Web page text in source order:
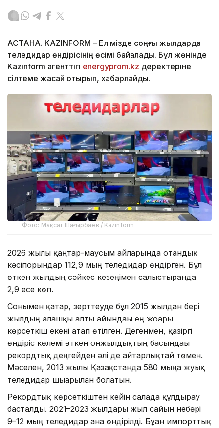
АСТАНА. KAZINFORM – Елімізде соңғы жылдарда
теледидар өндірісінің өсімі байқалады. Бұл жөнінде
Kazinform агенттігі energyprom.kz деректеріне
сілтеме жасай отырып, хабарлайды.
Фото: Мақсат Шағырбаев / Kazinform
2026 жылы қаңтар-маусым айларында отандық
кәсіпорындар 112,9 мың теледидар өндірген. Бұл
өткен жылдың сәйкес кезеңімен салыстырғанда,
2,9 есе көп.
Сонымен қатар, зерттеуде бұл 2015 жылдан бері
жылдың алғашқы алты айындағы ең жоғары
көрсеткіш екені атап өтілген. Дегенмен, қазіргі
өндіріс көлемі өткен онжылдықтың басындағы
рекордтық деңгейден әлі де айтарлықтай төмен.
Мәселен, 2013 жылы Қазақстанда 580 мыңға жуық
теледидар шығарылған болатын.
Рекордтық көрсеткіштен кейін салада құлдырау
басталды. 2021–2023 жылдары жыл сайын небәрі
9–12 мың теледидар ғана өндірілді. Бұған импорттық